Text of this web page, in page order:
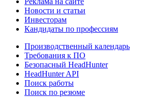
Новости и статьи
Инвесторам
Кандидаты по профессиям
Производственный календарь
Требования к ПО
Безопасный HeadHunter
HeadHunter API
Поиск работы
Поиск по резюме